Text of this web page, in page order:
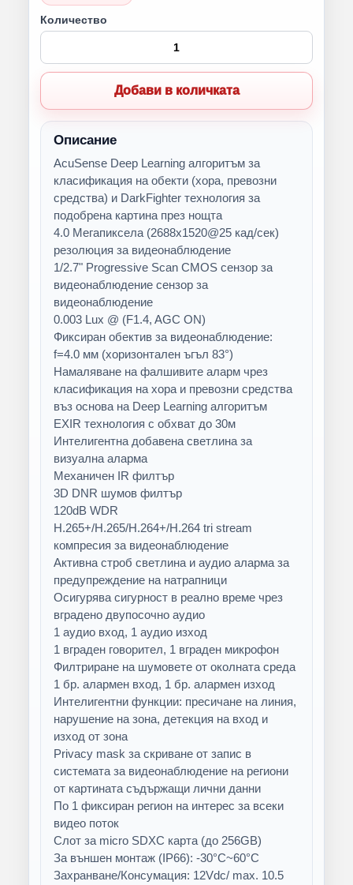
Количество
Добави в количката
Описание
AcuSense Deep Learning алгоритъм за
класификация на обекти (хора, превозни
средства) и DarkFighter технология за
подобрена картина през нощта
4.0 Мегапиксела (2688x1520@25 кад/сек)
резолюция за видеонаблюдение
1/2.7" Progressive Scan CMOS сензор за
видеонаблюдение сензор за
видеонаблюдение
0.003 Lux @ (F1.4, AGC ON)
Фиксиран обектив за видеонаблюдение:
f=4.0 мм (хоризонтален ъгъл 83°)
Намаляване на фалшивите аларм чрез
класификация на хора и превозни средства
въз основа на Deep Learning алгоритъм
EXIR технология с обхват до 30м
Интелигентна добавена светлина за
визуална аларма
Механичен IR филтър
3D DNR шумов филтър
120dB WDR
H.265+/H.265/H.264+/H.264 tri stream
компресия за видеонаблюдение
Активна строб светлина и аудио аларма за
предупреждение на натрапници
Осигурява сигурност в реално време чрез
вградено двупосочно аудио
1 аудио вход, 1 аудио изход
1 вграден говорител, 1 вграден микрофон
Филтриране на шумовете от околната среда
1 бр. алармен вход, 1 бр. алармен изход
Интелигентни функции: пресичане на линия,
нарушение на зона, детекция на вход и
изход от зона
Privacy mask за скриване от запис в
системата за видеонаблюдение на региони
от картината съдържащи лични данни
По 1 фиксиран регион на интерес за всеки
видео поток
Слот за micro SDXC карта (до 256GB)
За външен монтаж (IP66): -30°C~60°C
Захранване/Консумация: 12Vdc/ max. 10.5